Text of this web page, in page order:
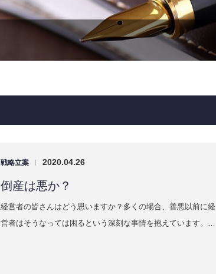
戦略立案 | 2020.04.26
倒産は悪か？
経営者の皆さんはどう思いますか？多くの場合、善悪以前に経
営者はそうなっては困るという深刻な事情を抱えています。…